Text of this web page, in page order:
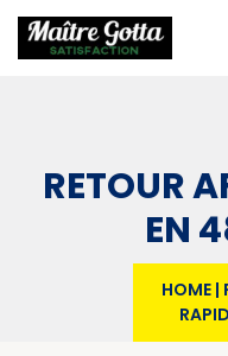
RETOUR
EN
HOME |